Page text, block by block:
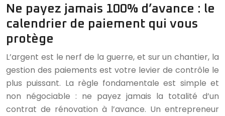
Ne payez jamais 100% d’avance : le
calendrier de paiement qui vous
protège
L’argent est le nerf de la guerre, et sur un chantier, la
gestion des paiements est votre levier de contrôle le
plus puissant. La règle fondamentale est simple et
non négociable : ne payez jamais la totalité d’un
contrat de rénovation à l’avance. Un entrepreneur